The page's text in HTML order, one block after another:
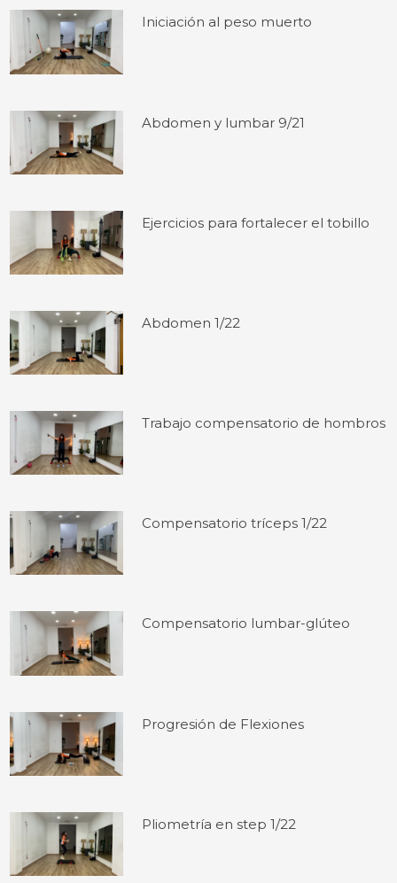
Iniciación al peso muerto
Abdomen y lumbar 9/21
Ejercicios para fortalecer el tobillo
Abdomen 1/22
Trabajo compensatorio de hombros
Compensatorio tríceps 1/22
Compensatorio lumbar-glúteo
Progresión de Flexiones
Pliometría en step 1/22